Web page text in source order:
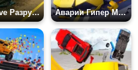
BMG Drive Разрушения Авто Аварии Гипер Машин